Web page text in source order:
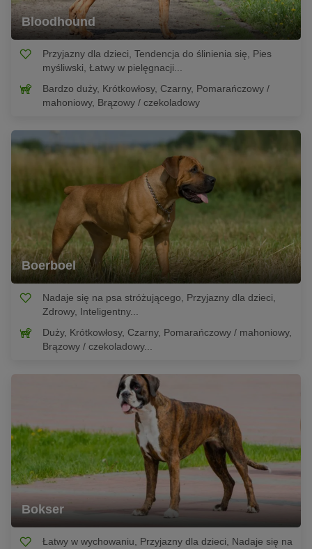
Bloodhound
Przyjazny dla dzieci, Tendencja do ślinienia się, Pies
myśliwski, Łatwy w pielęgnacji...
Bardzo duży, Krótkowłosy, Czarny, Pomarańczowy /
mahoniowy, Brązowy / czekoladowy
Boerboel
Nadaje się na psa stróżującego, Przyjazny dla dzieci,
Zdrowy, Inteligentny...
Duży, Krótkowłosy, Czarny, Pomarańczowy / mahoniowy,
Brązowy / czekoladowy...
Bokser
Łatwy w wychowaniu, Przyjazny dla dzieci, Nadaje się na